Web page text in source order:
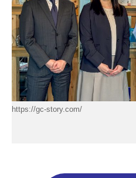
https://gc-story.com/